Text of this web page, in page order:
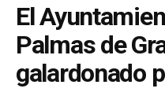
El
Palmas de
galardonado